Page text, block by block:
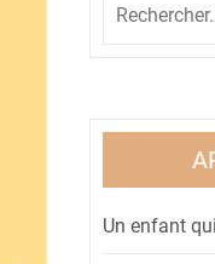
Un enfant